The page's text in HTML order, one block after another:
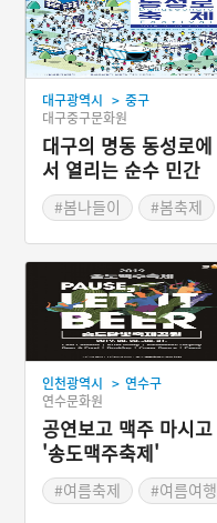
대구광역시 > 중구
대구중구문화원
대구의 명동 동성로에
서 열리는 순수 민간
주도형 축제 '대구동성
로축제'
#봄나들이 #봄축제
인천광역시 > 연수구
연수문화원
공연보고 맥주 마시고
'송도맥주축제'
#여름축제 #여름여행